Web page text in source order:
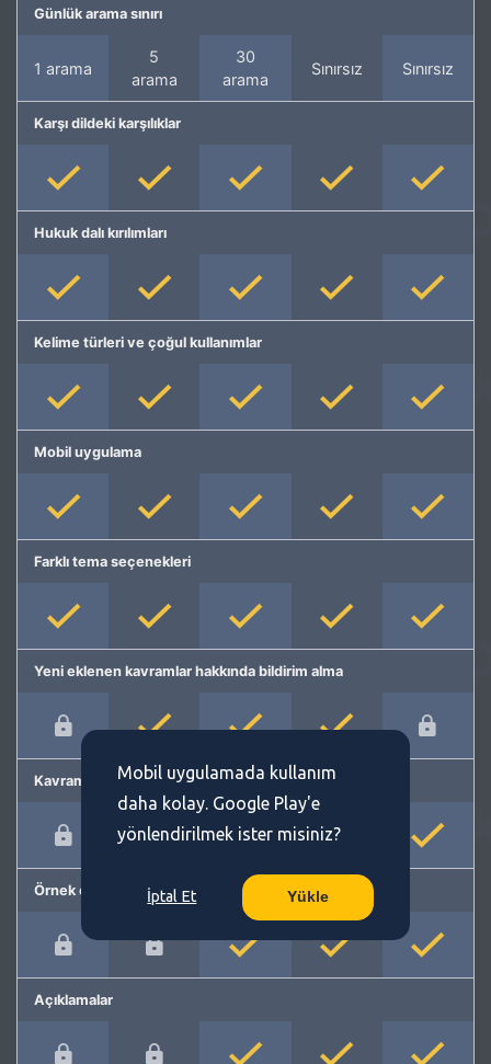
Günlük arama sınırı
1 arama
5
arama
30
arama
Sınırsız Sınırsız
Karşı dildeki karşılıklar
Hukuk dalı kırılımları
Kelime türleri ve çoğul kullanımlar
Mobil uygulama
Farklı tema seçenekleri
Yeni eklenen kavramlar hakkında bildirim alma
Kavram önerme
Örnek cümleler
Açıklamalar
Mobil uygulamada kullanım
daha kolay. Google Play'e
yönlendirilmek ister misiniz?
İptal Et Yükle